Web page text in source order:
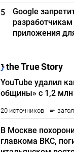
5
Google
приложения